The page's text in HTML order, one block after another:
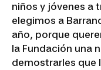
niños y jóvenes a
elegimos a
año, porque
la Fundación una
demostrarles que